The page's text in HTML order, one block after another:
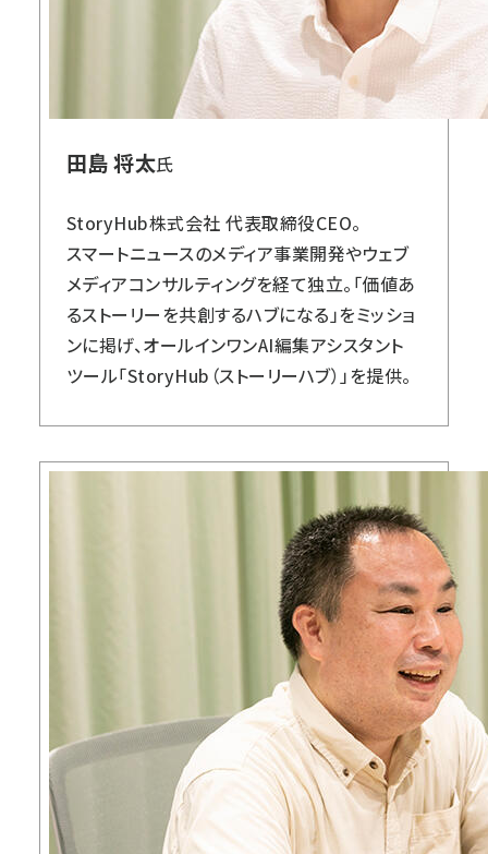
田島 将太氏
StoryHub株式会社 代表取締役CEO。
スマートニュースのメディア事業開発やウェブ
メディアコンサルティングを経て独立。「価値あ
るストーリーを共創するハブになる」をミッショ
ンに掲げ、オールインワンAI編集アシスタント
ツール「StoryHub（ストーリーハブ） 」を提供。